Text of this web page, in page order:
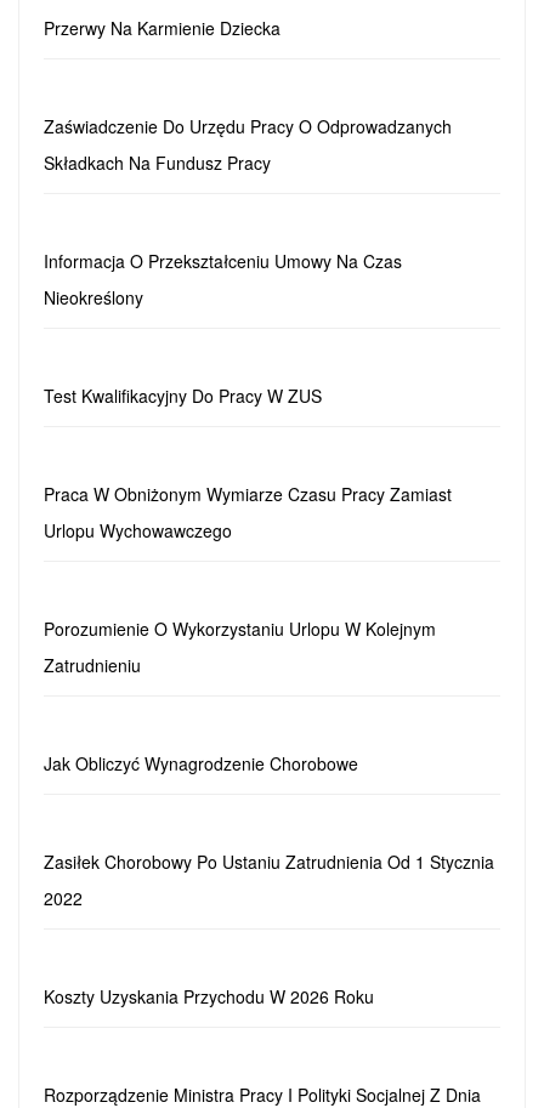
Przerwy Na Karmienie Dziecka
Zaświadczenie Do Urzędu Pracy O Odprowadzanych
Składkach Na Fundusz Pracy
Informacja O Przekształceniu Umowy Na Czas
Nieokreślony
Test Kwalifikacyjny Do Pracy W ZUS
Praca W Obniżonym Wymiarze Czasu Pracy Zamiast
Urlopu Wychowawczego
Porozumienie O Wykorzystaniu Urlopu W Kolejnym
Zatrudnieniu
Jak Obliczyć Wynagrodzenie Chorobowe
Zasiłek Chorobowy Po Ustaniu Zatrudnienia Od 1 Stycznia
2022
Koszty Uzyskania Przychodu W 2026 Roku
Rozporządzenie Ministra Pracy I Polityki Socjalnej Z Dnia